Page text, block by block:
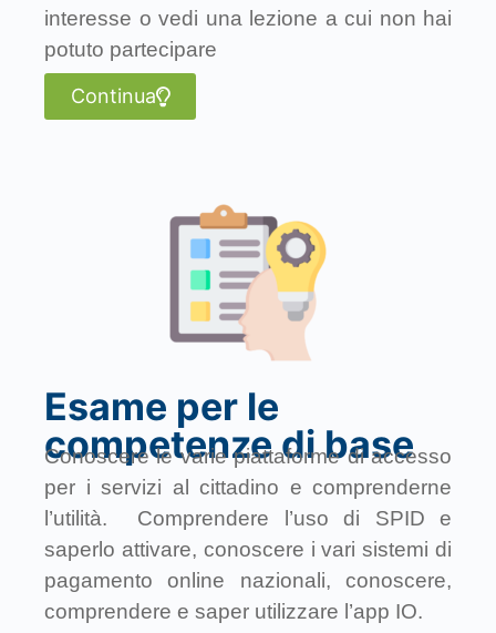
interesse o vedi una lezione a cui non hai
potuto partecipare
Continua
Esame per le
competenze di base
Conoscere le varie piattaforme di accesso
per i servizi al cittadino e comprenderne
l’utilità. Comprendere l’uso di SPID e
saperlo attivare, conoscere i vari sistemi di
pagamento online nazionali, conoscere,
comprendere e saper utilizzare l’app IO.